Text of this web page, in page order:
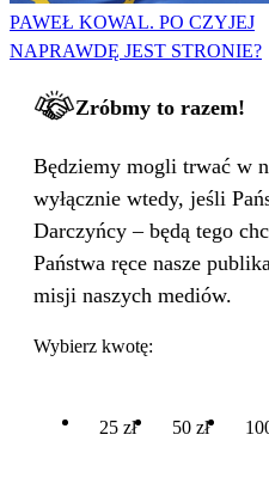
PAWEŁ KOWAL. PO CZYJEJ
NAPRAWDĘ JEST STRONIE?
Zróbmy to razem!
Będziemy mogli trwać w
wyłącznie wtedy, jeśli
Darczyńcy – będą tego
Państwa ręce nasze
misji naszych mediów.
Wybierz kwotę:
25 zł 50 zł